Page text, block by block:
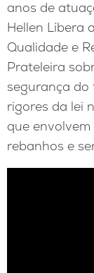
anos de
Hellen Líbera
Qualidade e
Prateleira
segurança do
rigores da lei
que
rebanhos e